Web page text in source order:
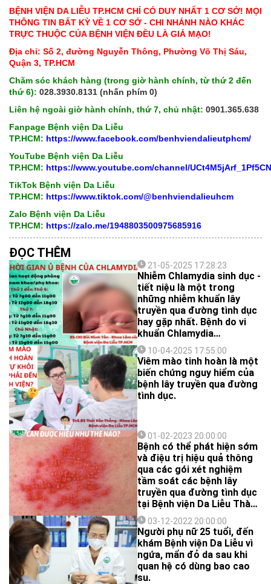
BỆNH VIỆN DA LIỄU TP.HCM CHỈ CÓ DUY NHẤT 1 CƠ SỞ! MỌI
THÔNG TIN BẤT KỲ VỀ 1 CƠ SỞ - CHI NHÁNH NÀO KHÁC
TRỰC THUỘC CỦA BỆNH VIỆN ĐỀU LÀ GIẢ MẠO!
Địa chỉ: Số 2, đường Nguyễn Thông, Phường Võ Thị Sáu,
Quận 3, TP.HCM
Chăm sóc khách hàng (trong giờ hành chính, từ thứ 2 đến
thứ 6): 028.3930.8131 (nhấn phím 0)
Liên hệ ngoài giờ hành chính, thứ 7, chủ nhật: 0901.365.638
Fanpage Bệnh viện Da Liễu
TP.HCM: https://www.facebook.com/benhviendalieutphcm/
YouTube Bệnh viện Da Liễu
TP.HCM: https://www.youtube.com/channel/
TikTok Bệnh viện Da Liễu
TP.HCM: https://www.tiktok.com/@benhviendalieuhcm
Zalo Bệnh viện Da Liễu
TP.HCM: https://zalo.me/1948803500975685916
ĐỌC THÊM
21-05-2025 17:28:23
Nhiễm Chlamydia sinh dục -
tiết niệu là một trong
những nhiễm khuẩn lây
truyền qua đường tình dục
hay gặp nhất. Bệnh do vi
khuẩn Chlamydia
trachomatis gây ra.
10-04-2025 17:55:00
Viêm mào tinh hoàn là một
biến chứng nguy hiểm của
bệnh lây truyền qua đường
tình dục.
01-02-2023 20:00:00
Bệnh có thể phát hiện sớm
và điệu trị hiệu quả thông
qua các gói xét nghiệm
tầm soát các bệnh lây
truyền qua đường tình dục
tại Bệnh viện Da Liễu Thành
phố Hồ Chí Minh.
03-12-2022 20:00:00
Người phụ nữ 25 tuổi, đến
khám Bệnh viện Da Liễu vì
ngứa, mẩn đỏ da sau khi
quan hệ có dùng bao cao
su.